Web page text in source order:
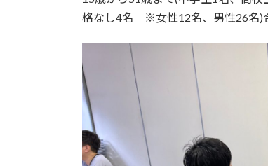
格なし4名 ※女性12名、男性26名)